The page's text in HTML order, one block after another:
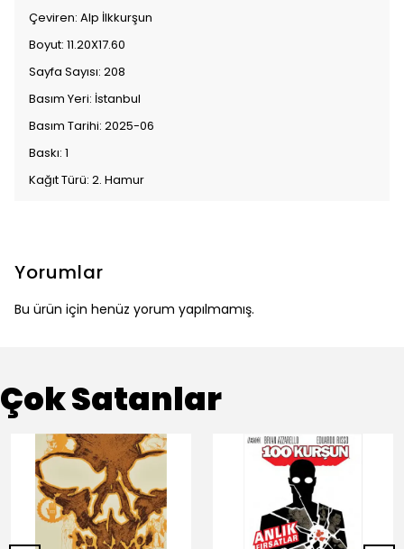
Çeviren: Alp İlkkurşun
Boyut: 11.20X17.60
Sayfa Sayısı: 208
Basım Yeri: İstanbul
Basım Tarihi: 2025-06
Baskı: 1
Kağıt Türü: 2. Hamur
Yorumlar
Bu ürün için henüz yorum yapılmamış.
Çok Satanlar